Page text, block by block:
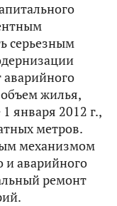
серьезным
жилья,
января 2012 г.,
метров.
механизмом
и аварийного
ремонт